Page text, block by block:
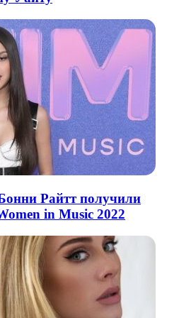
Райтт получили
in Music 2022